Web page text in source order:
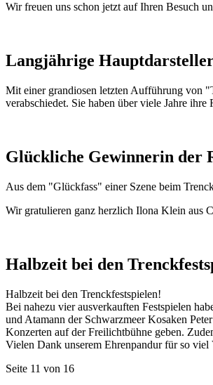
Wir freuen uns schon jetzt auf Ihren Besuch
Langjährige
Mit einer grandiosen letzten Aufführung von
verabschiedet. Sie haben über viele Jahre
Glückliche Gewinnerin der
Aus dem "Glückfass" einer Szene beim
Wir gratulieren ganz herzlich Ilona Klein aus
Halbzeit bei den
Halbzeit bei den Trenckfestspielen!
Bei nahezu vier ausverkauften Festspielen
und Atamann der Schwarzmeer Kosaken
Konzerten auf der Freilichtbühne geben.
Vielen Dank unserem Ehrenpandur für so viel
Seite 11 von 16